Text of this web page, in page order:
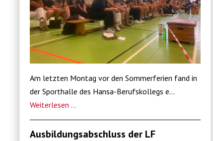
Am letzten Montag vor den Sommerferien fand in
der Sporthalle des Hansa-Berufskollegs e...
Weiterlesen …
Ausbildungsabschluss der LF